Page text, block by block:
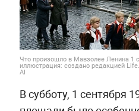
Что произошло в Мавзолее Ленина 1
иллюстрация: создано редакцией
AI
В субботу, 1 сентября